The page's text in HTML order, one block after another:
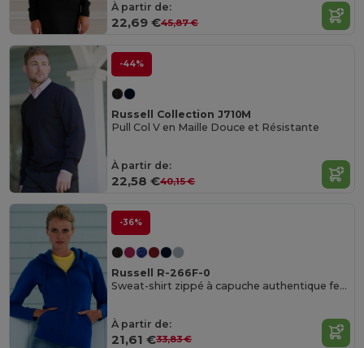
À partir de:
22,69 €45,87 €
-44%
Russell Collection J710M
Pull Col V en Maille Douce et Résistante
À partir de:
22,58 €40,15 €
-36%
Russell R-266F-0
Sweat-shirt zippé à capuche authentique femme
À partir de:
21,61 €33,83 €